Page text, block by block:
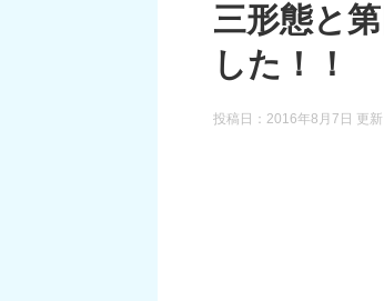
三形態と
した！！
投稿日：2016年8月7日 更新